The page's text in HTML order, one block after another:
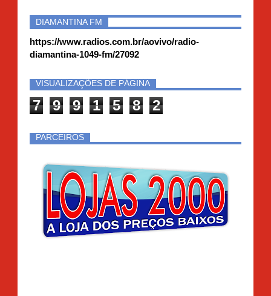
DIAMANTINA FM
https://www.radios.com.br/aovivo/radio-
diamantina-1049-fm/27092
VISUALIZAÇÕES DE PÁGINA
7 9 9 1 5 8 2
PARCEIROS